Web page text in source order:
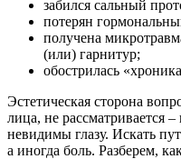
забился сальный
потерян
получена
(или) гарнитур;
обострилась
Эстетическая сторона
лица, не рассматривается
невидимы глазу. Искать
а иногда боль. Разберем,